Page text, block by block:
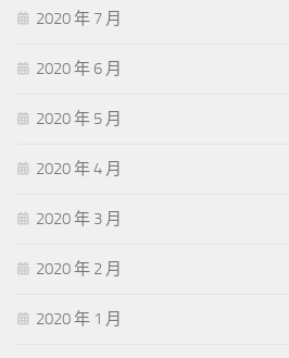
2020 年 7 月
2020 年 6 月
2020 年 5 月
2020 年 4 月
2020 年 3 月
2020 年 2 月
2020 年 1 月